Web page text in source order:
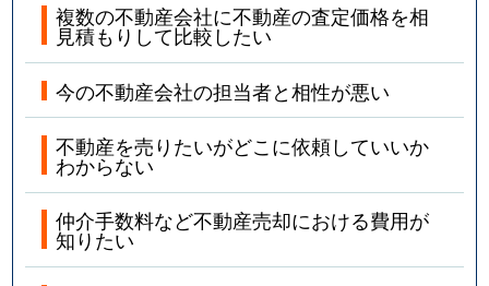
複数の不動産会社に不動産の査定価格を相
見積もりして比較したい
今の不動産会社の担当者と相性が悪い
不動産を売りたいがどこに依頼していいか
わからない
仲介手数料など不動産売却における費用が
知りたい